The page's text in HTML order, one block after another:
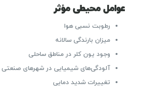
عوامل محیطی مؤثر
رطوبت نسبی هوا
میزان بارندگی سالانه
وجود یون کلر در مناطق ساحلی
آلودگی‌های شیمیایی در شهرهای صنعتی
تغییرات شدید دمایی